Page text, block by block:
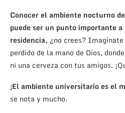
Conocer el ambiente nocturno
puede ser un punto importante a
residencia, ¿no crees?
perdido de la mano de Dios,
ni una cerveza con tus amigos.
¡El ambiente universitario es el
se nota y mucho.